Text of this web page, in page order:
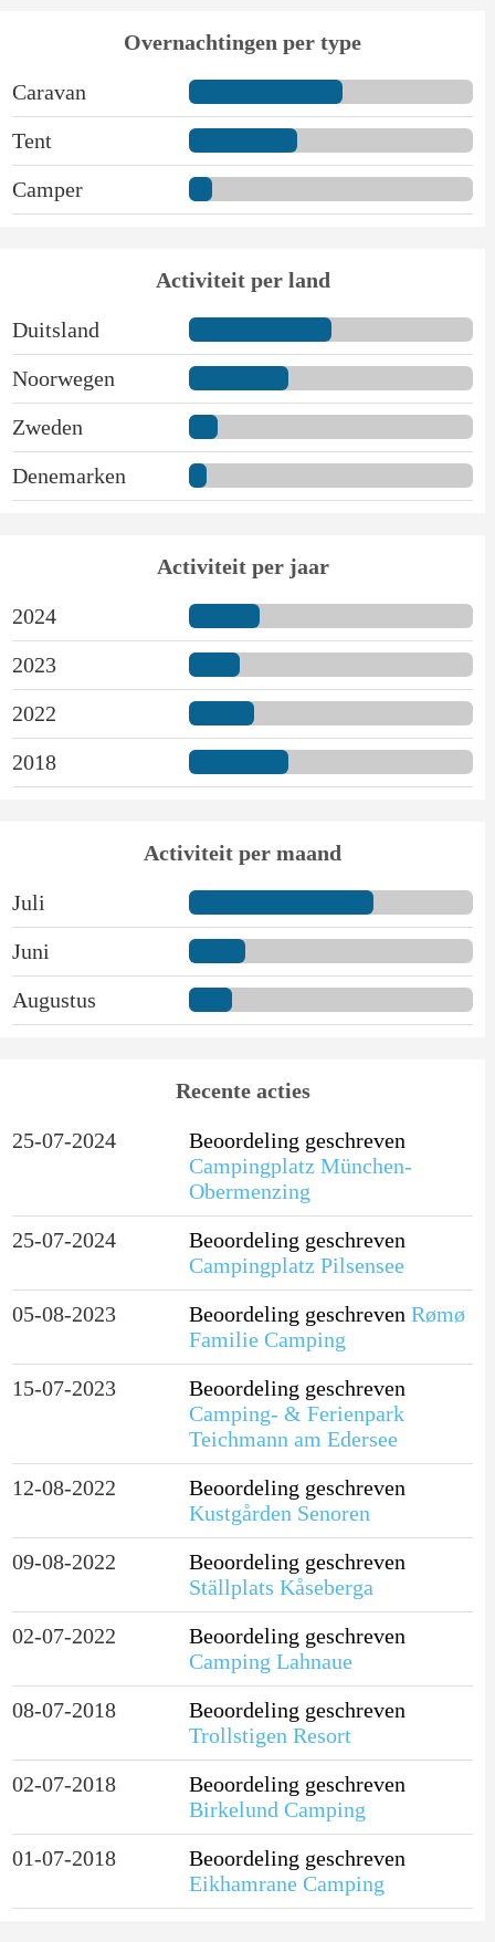
Overnachtingen per type
Caravan
Tent
Camper
Activiteit per land
Duitsland
Noorwegen
Zweden
Denemarken
Activiteit per jaar
2024
2023
2022
2018
Activiteit per maand
Juli
Juni
Augustus
Recente acties
25-07-2024
Beoordeling geschreven
Campingplatz München-
Obermenzing
25-07-2024
Beoordeling geschreven
Campingplatz Pilsensee
05-08-2023
Beoordeling geschreven Rømø
Familie Camping
15-07-2023
Beoordeling geschreven
Camping- & Ferienpark
Teichmann am Edersee
12-08-2022
Beoordeling geschreven
Kustgården Senoren
09-08-2022
Beoordeling geschreven
Ställplats Kåseberga
02-07-2022
Beoordeling geschreven
Camping Lahnaue
08-07-2018
Beoordeling geschreven
Trollstigen Resort
02-07-2018
Beoordeling geschreven
Birkelund Camping
01-07-2018
Beoordeling geschreven
Eikhamrane Camping